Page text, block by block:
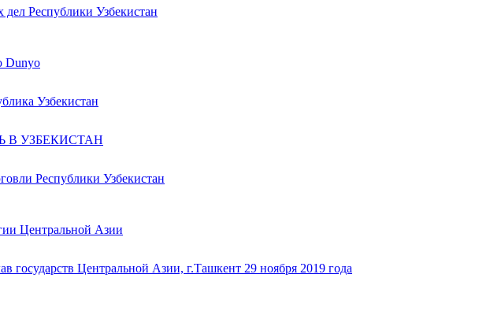
Республики Узбекистан
Dunyo
Узбекистан
В УЗБЕКИСТАН
Республики Узбекистан
Центральной Азии
государств Центральной Азии, г.Ташкент 29 ноября 2019 года